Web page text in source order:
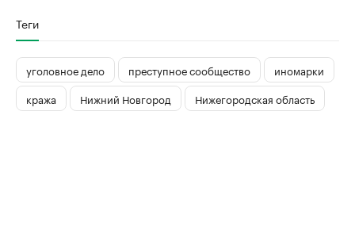
Теги
уголовное дело преступное сообщество
иномарки
кража
Нижний Новгород Нижегородская область